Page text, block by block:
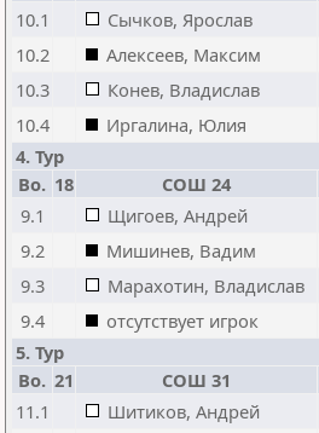
10.1
Сычков, Ярослав
10.2
Алексеев, Максим
10.3
Конев, Владислав
10.4
Иргалина, Юлия
4. Тур
Bo. 18 СОШ 24
9.1
Щигоев, Андрей
9.2
Мишинев, Вадим
9.3
Марахотин, Владислав
9.4
отсутствует игрок
5. Тур
Bo. 21 СОШ 31
11.1
Шитиков, Андрей